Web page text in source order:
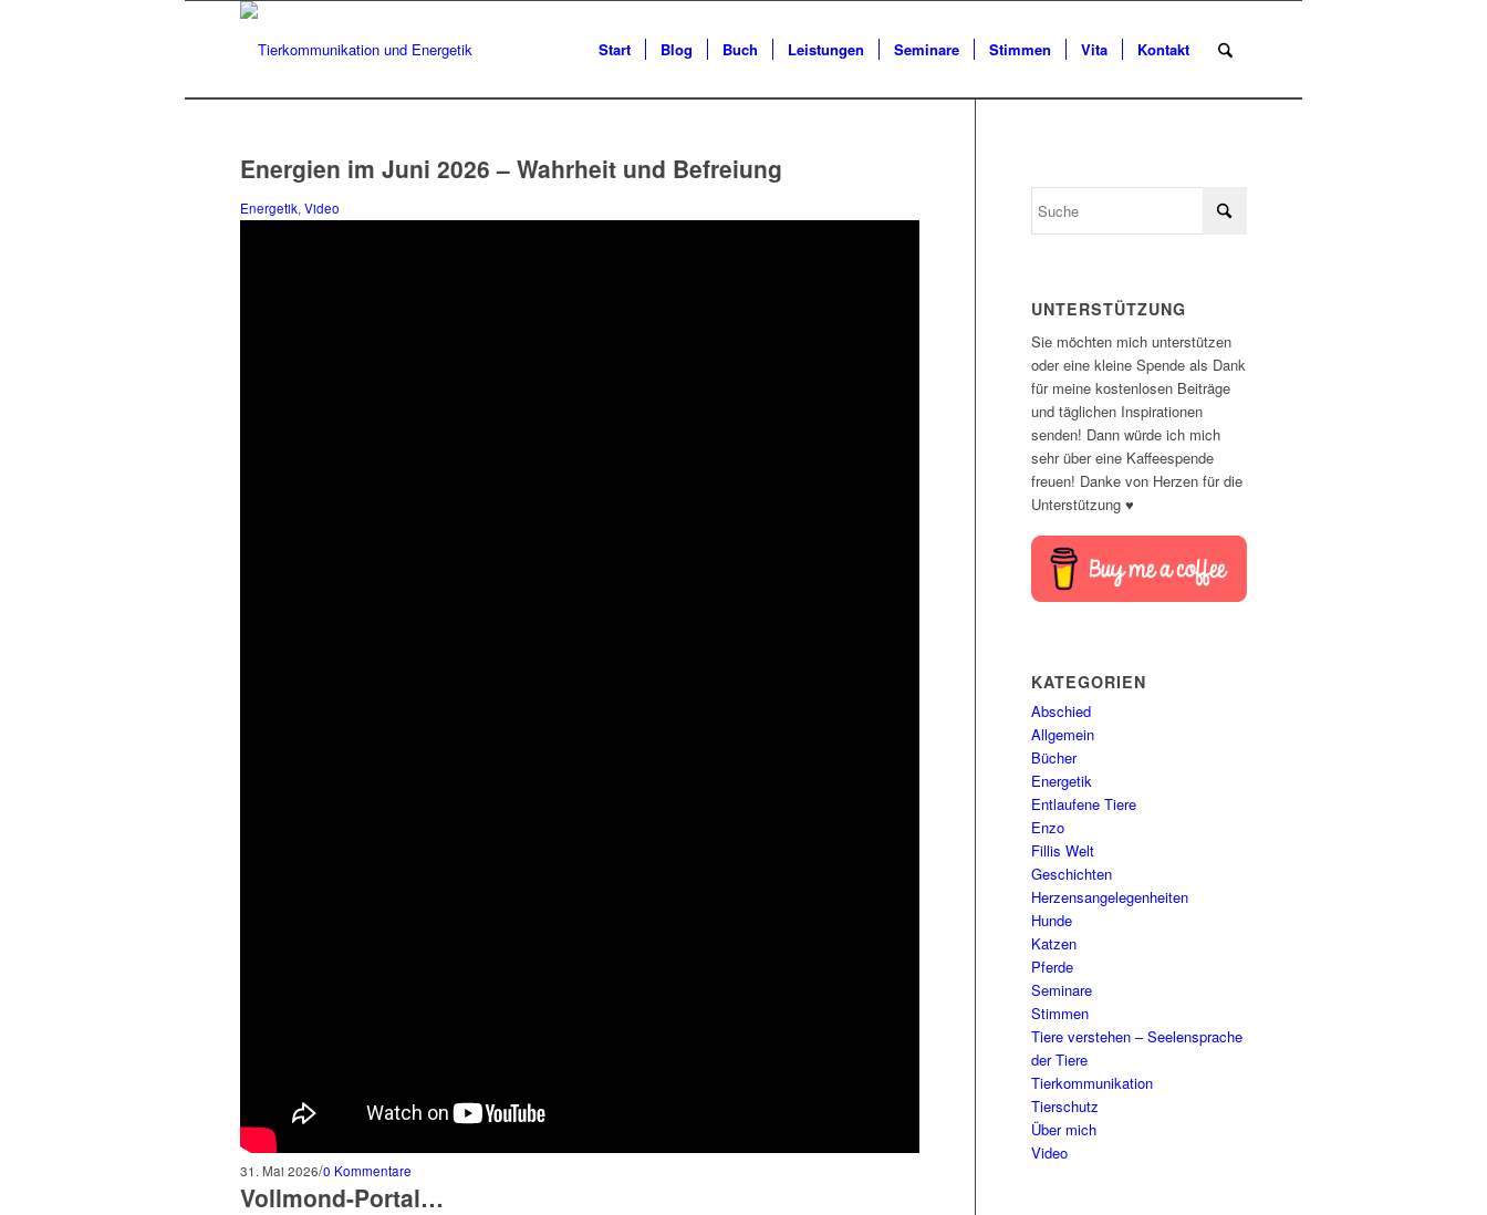
Start Blog Buch Leistungen Seminare Stimmen Vita Kontakt
Energien im Juni 2026 – Wahrheit und Befreiung
Energetik, Video
31. Mai 2026/0 Kommentare
Vollmond-Portal…
UNTERSTÜTZUNG
Sie möchten mich unterstützen
oder eine kleine Spende als Dank
für meine kostenlosen Beiträge
und täglichen Inspirationen
senden! Dann würde ich mich
sehr über eine Kaffeespende
freuen! Danke von Herzen für die
Unterstützung ♥
KATEGORIEN
Abschied
Allgemein
Bücher
Energetik
Entlaufene Tiere
Enzo
Fillis Welt
Geschichten
Herzensangelegenheiten
Hunde
Katzen
Pferde
Seminare
Stimmen
Tiere verstehen – Seelensprache
der Tiere
Tierkommunikation
Tierschutz
Über mich
Video